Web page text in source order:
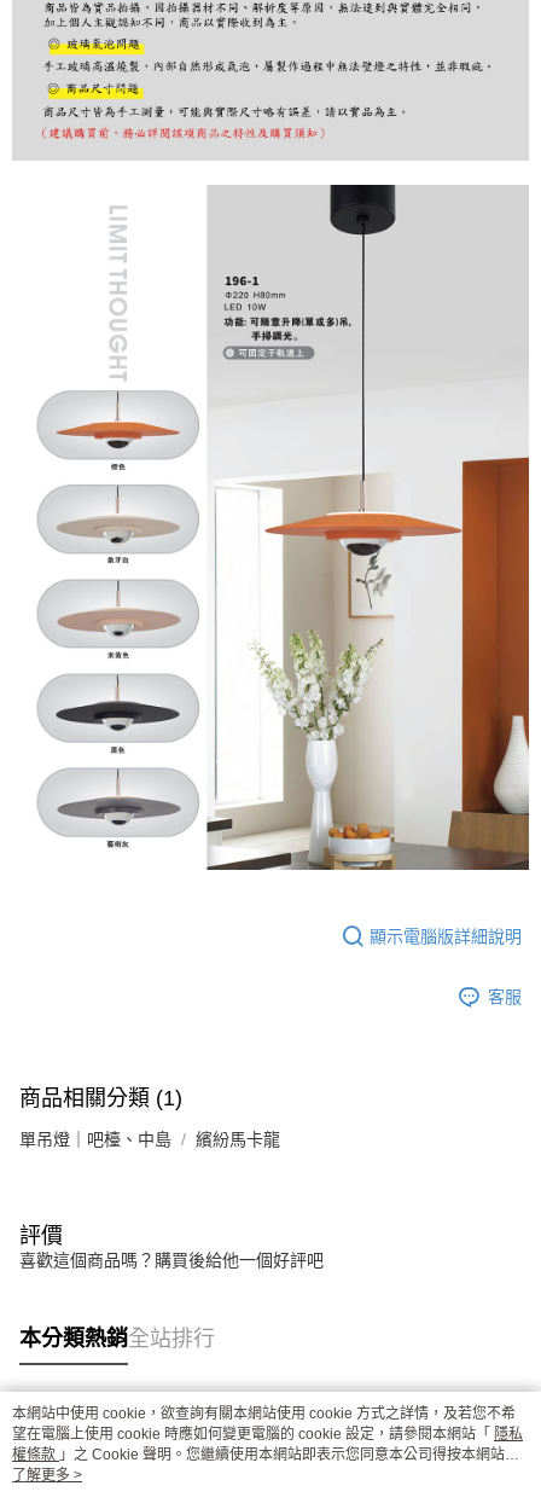
後付繳納相關費用。
※ 交易是否成功請以「AFTEE先享後付 」之結帳頁面顯示為準，若有關於
是否繳費成功／繳費後需取消欲退款等相關疑問，請聯繫「AFTEE先享後付
客戶支援中心」 https://netprotections.freshdesk.com/support/home
【注意事項】
１．透過由恩沛科技股份有限公司提供之「AFTEE先享後付」服務完成之交
易，需依本服務之必要範圍內提供個人資料，並將交易相關給付款項請求債
權轉讓予恩沛科技股份有限公司。
２．關於個人資料處理事宜，請瀏覽以下網址：
https://aftee.tw/terms/#terms3
３．未成年的使用者請事先徵得法定代理人或監護人之同意方可使用
「AFTEE先享後付」，若未經同意申辦者引起之損失，本公司不負相關責
４．使用「AFTEE先享後付」時，將依據個別帳號之用戶狀況，依本公司即
時審查核予不同之上限額度；若仍有額度不足之情形，本公司將視審查結果
請求用戶進行身份認證。
５．嚴禁一人註冊多個帳號或使用他人資訊註冊。若發現惡意使用之情形，
恩沛科技股份有限公司將有權停止該用戶之使用額度並採取法律行動。
顯示電腦版詳細說明
客服
商品相關分類 (1)
單吊燈｜吧檯、中島 繽紛馬卡龍
評價
喜歡這個商品嗎？購買後給他一個好評吧
本分類熱銷全站排行
熱門標籤
本網站中使用 cookie，欲查詢有關本網站使用 cookie 方式之詳情，及若您不希
望在電腦上使用 cookie 時應如何變更電腦的 cookie 設定，請參閱本網站「 隱私
權條款 」之 Cookie 聲明。您繼續使用本網站即表示您同意本公司得按本網站使
用條款之 Cookie 聲明使用 cookie。
了解更多 >